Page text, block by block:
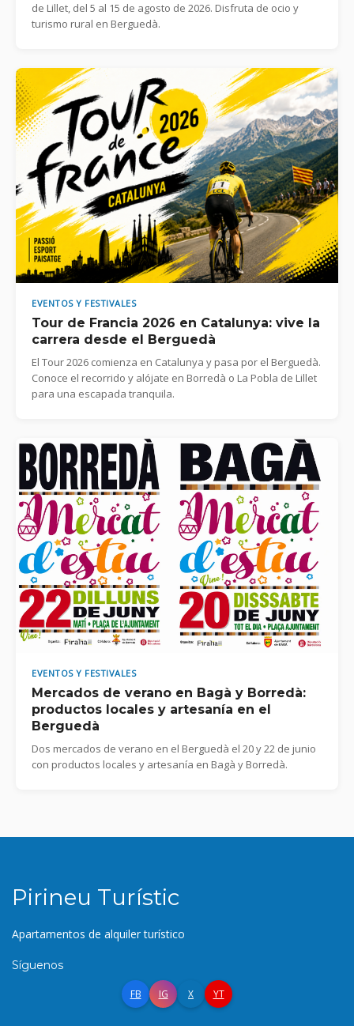
de Lillet, del 5 al 15 de agosto de 2026. Disfruta de ocio y
turismo rural en Berguedà.
EVENTOS Y FESTIVALES
Tour de Francia 2026 en Catalunya: vive la
carrera desde el Berguedà
El Tour 2026 comienza en Catalunya y pasa por el Berguedà.
Conoce el recorrido y alójate en Borredà o La Pobla de Lillet
para una escapada tranquila.
EVENTOS Y FESTIVALES
Mercados de verano en Bagà y Borredà:
productos locales y artesanía en el
Berguedà
Dos mercados de verano en el Berguedà el 20 y 22 de junio
con productos locales y artesanía en Bagà y Borredà.
Pirineu Turístic
Apartamentos de alquiler turístico
Síguenos
FB IG X YT